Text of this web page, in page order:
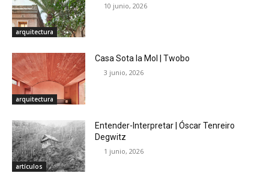
arquitectura
10 junio, 2026
arquitectura
Casa Sota la Mol | Twobo
3 junio, 2026
artículos
Entender-Interpretar | Óscar Tenreiro
Degwitz
1 junio, 2026